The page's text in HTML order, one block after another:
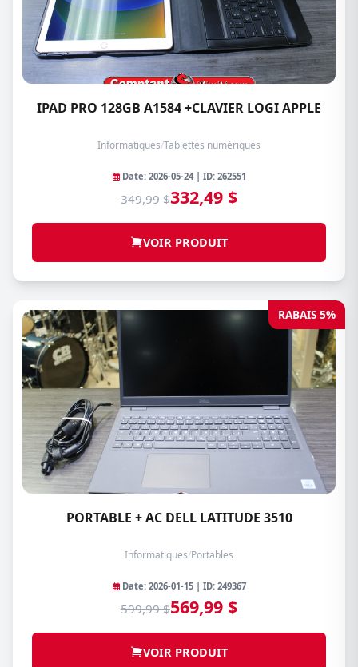
IPAD PRO 128GB A1584 +CLAVIER LOGI APPLE
Informatiques/Tablettes numériques
Date: 2026-05-24 | ID: 262551
349,99 $332,49 $
VOIR PRODUIT
RABAIS 5%
PORTABLE + AC DELL LATITUDE 3510
Informatiques/Portables
Date: 2026-01-15 | ID: 249367
599,99 $569,99 $
VOIR PRODUIT